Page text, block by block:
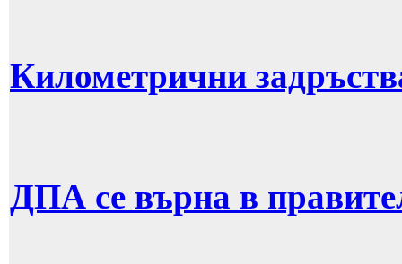
Километрични
ДПА се върна в